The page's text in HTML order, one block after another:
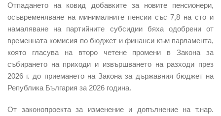
Отпадането на ковид добавките за новите пенсионери,
осъвременяване на минималните пенсии със 7,8 на сто и
намаляване на партийните субсидиибяха одобрени от
временната комисия по бюджет и финанси към парламента,
която гласува на второ четене промени в Закона за
събирането на приходи и извършването на разходи през
2026 г. до приемането на Закона за държавния бюджет на
Република България за 2026 година.
От законопроекта за изменение и допълнение на т.нар.